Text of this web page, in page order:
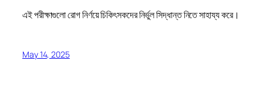
এই পরীক্ষাগুলো রোগ নির্ণয়ে চিকিৎসকদের নির্ভুল সিদ্ধান্ত নিতে সাহায্য করে।
May 14, 2025